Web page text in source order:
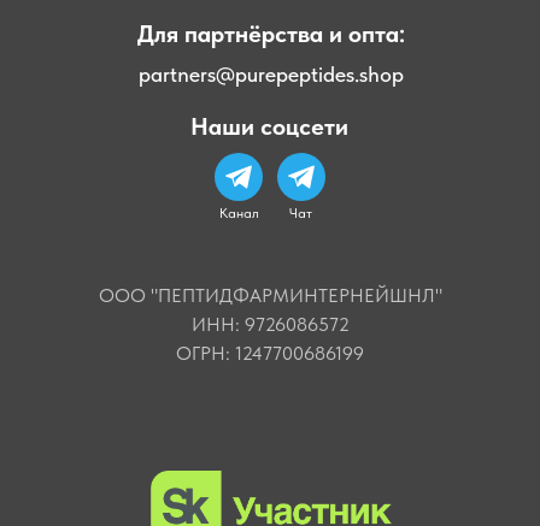
partners@purepeptides.shop
Для партнёрства и опта:
Канал Чат
Наши соцсети
ООО "ПЕПТИДФАРМИНТЕРНЕЙШНЛ"
ИНН: 9726086572
ОГРН: 1247700686199